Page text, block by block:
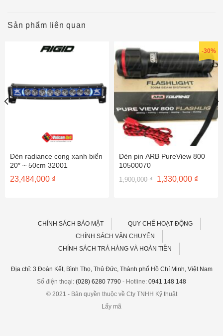
Sản phẩm liên quan
Đèn radiance cong xanh biển
20″ ~ 50cm 32001
23,484,000 ₫
-30%
Đèn pin ARB PureView 800
10500070
1,900,000₫ Giá
gốc
1,330,000 ₫Giá
CHÍNH SÁCH BẢO MẬT
QUY CHẾ HOẠT ĐỘNG
CHÍNH SÁCH VẬN CHUYỂN
CHÍNH SÁCH TRẢ HÀNG VÀ HOÀN TIỀN
Địa chỉ: 3 Đoàn Kết, Bình Thọ, Thủ Đức, Thành phố Hồ Chí Minh, Việt Nam
Số điện thoại: (028) 6280 7790 - Hotline: 0941 148 148
© 2021 - Bản quyền thuộc về Cty TNHH Kỹ thuật
Lấy mã